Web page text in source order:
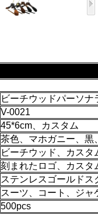
ビーチウッドパーソ
V-0021
45*6cm、カスタム
茶色、マホガニー、黒
ビーチウッド、カスタ
刻まれたロゴ、カスタ
ステンレスゴールドス
スーツ、コート、ジャ
500pcs